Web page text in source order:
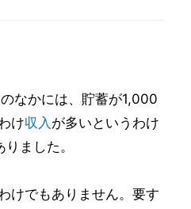
なかには、貯蓄が1,000
け収入 が多いというわけ
ました。
けでもありません。要す